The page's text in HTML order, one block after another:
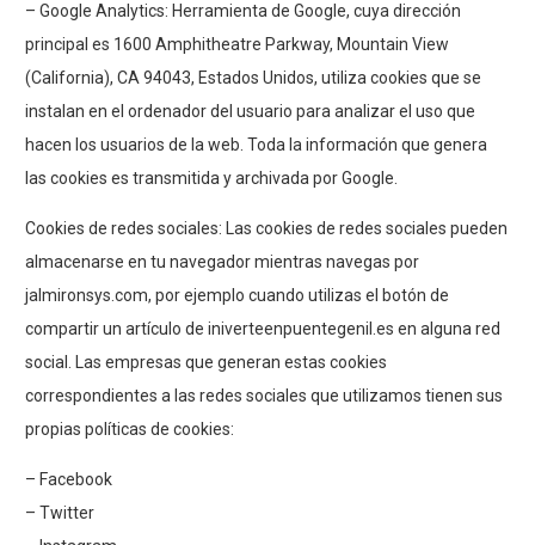
– Google Analytics: Herramienta de Google, cuya dirección
principal es 1600 Amphitheatre Parkway, Mountain View
(California), CA 94043, Estados Unidos, utiliza cookies que se
instalan en el ordenador del usuario para analizar el uso que
hacen los usuarios de la web. Toda la información que genera
las cookies es transmitida y archivada por Google.
Cookies de redes sociales: Las cookies de redes sociales pueden
almacenarse en tu navegador mientras navegas por
jalmironsys.com, por ejemplo cuando utilizas el botón de
compartir un artículo de iniverteenpuentegenil.es en alguna red
social. Las empresas que generan estas cookies
correspondientes a las redes sociales que utilizamos tienen sus
propias políticas de cookies:
– Facebook
– Twitter